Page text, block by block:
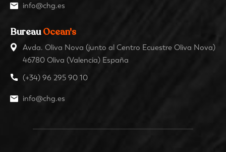
info@chg.es
BureauOcean's
Avda. Oliva Nova (junto al Centro Ecuestre Oliva Nova)
46780 Oliva (Valencia) España
(+34) 96 295 90 10
info@chg.es